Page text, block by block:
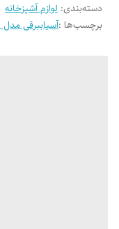
دسته‌بندی: لوازم آشپزخانه
برچسب‌ها :آسیاببرقی مدل 301